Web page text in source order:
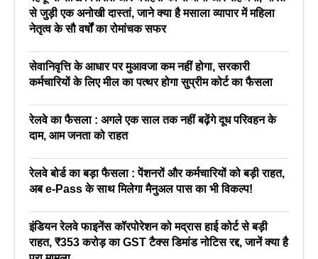
से जुड़ी एक अनोखी दास्तां, जाने क्या है मसाला व्यापार में महिला
नेतृत्व के सौ वर्षों का रोमांचक सफर
सेवानिवृत्ति के आधार पर मुआवजा कम नहीं होगा, सरकारी
कर्मचारियों के लिए मील का पत्थर होगा सुप्रीम कोर्ट का फैसला
रेलवे का फैसला : अगले एक साल तक नहीं बढ़ेंगे दूध परिवहन के
दाम, आम जनता को राहत
रेलवे बोर्ड का बड़ा फैसला : पेंशनरों और कर्मचारियों को बड़ी राहत,
अब e-Pass के साथ मिलेगा मैनुअल पास का भी विकल्प!
इंडियन रेलवे फाइनेंस कॉरपोरेशन को मद्रास हाई कोर्ट से बड़ी
राहत, ₹353 करोड़ का GST टैक्स डिमांड नोटिस रद्द, जानें क्या है